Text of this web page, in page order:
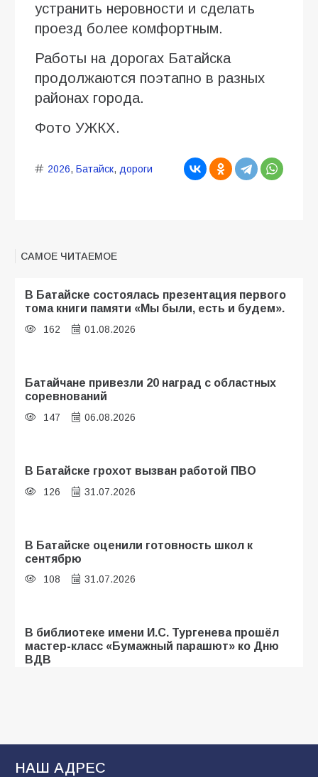
устранить неровности и сделать
проезд более комфортным.
Работы на дорогах Батайска
продолжаются поэтапно в разных
районах города.
Фото УЖКХ.
2026, Батайск, дороги
САМОЕ ЧИТАЕМОЕ
В Батайске состоялась презентация первого
тома книги памяти «Мы были, есть и будем».
162 01.08.2026
Батайчане привезли 20 наград с областных
соревнований
147 06.08.2026
В Батайске грохот вызван работой ПВО
126 31.07.2026
В Батайске оценили готовность школ к
сентябрю
108 31.07.2026
В библиотеке имени И.С. Тургенева прошёл
мастер-класс «Бумажный парашют» ко Дню
ВДВ
образовательного кластера
106 05.08.2026
НАШ АДРЕС